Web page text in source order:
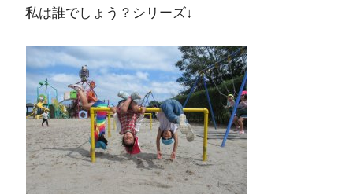
私は誰でしょう？シリーズ↓